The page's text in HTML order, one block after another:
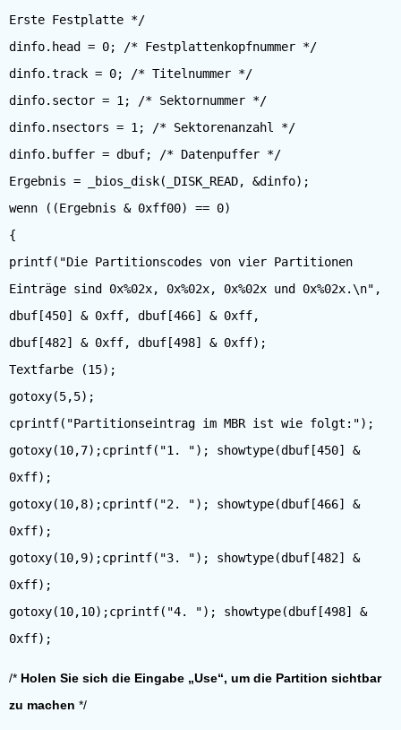
Erste Festplatte */
dinfo.head = 0; /* Festplattenkopfnummer */
dinfo.track = 0; /* Titelnummer */
dinfo.sector = 1; /* Sektornummer */
dinfo.nsectors = 1; /* Sektorenanzahl */
dinfo.buffer = dbuf; /* Datenpuffer */
Ergebnis = _bios_disk(_DISK_READ, &dinfo);
wenn ((Ergebnis & 0xff00) == 0)
{
printf("Die Partitionscodes von vier Partitionen
Einträge sind 0x%02x, 0x%02x, 0x%02x und 0x%02x.\n",
dbuf[450] & 0xff, dbuf[466] & 0xff,
dbuf[482] & 0xff, dbuf[498] & 0xff);
Textfarbe (15);
gotoxy(5,5);
cprintf("Partitionseintrag im MBR ist wie folgt:");
gotoxy(10,7);cprintf("1. "); showtype(dbuf[450] &
0xff);
gotoxy(10,8);cprintf("2. "); showtype(dbuf[466] &
0xff);
gotoxy(10,9);cprintf("3. "); showtype(dbuf[482] &
0xff);
gotoxy(10,10);cprintf("4. "); showtype(dbuf[498] &
/* Holen Sie sich die Eingabe „Use“, um die Partition sichtbar
zu machen */